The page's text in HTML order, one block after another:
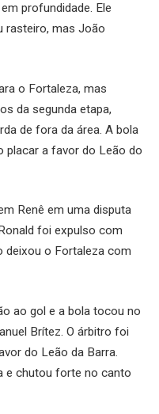
profundidade. Ele
rasteiro, mas João
o Fortaleza, mas
da segunda etapa,
de fora da área. A bola
placar a favor do Leão do
Renê em uma disputa
foi expulso com
deixou o Fortaleza com
ao gol e a bola tocou no
Brítez. O árbitro foi
do Leão da Barra.
e chutou forte no canto